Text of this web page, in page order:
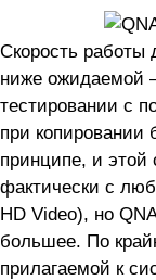
Скорость работы
ниже ожидаемой
тестировании с
при
принципе, и этой
фактически с
HD Video), но
большее. По
прилагаемой к